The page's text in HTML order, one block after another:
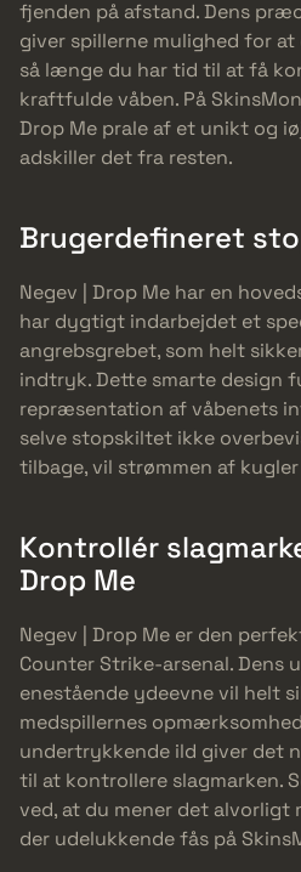
fjenden på afstand. Dens
giver spillerne mulighed for at
så længe du har tid til at få
kraftfulde våben. På
Drop Me prale af et unikt og
adskiller det fra resten.
Brugerdefineret
Negev | Drop Me har en
har dygtigt indarbejdet et
angrebsgrebet, som helt
indtryk. Dette smarte design
repræsentation af våbenets
selve stopskiltet ikke
tilbage, vil strømmen af
Kontrollér
Drop Me
Negev | Drop Me er den
Counter Strike-arsenal. Dens
enestående ydeevne vil helt
medspillernes
undertrykkende ild giver det
til at kontrollere slagmarken.
ved, at du mener det alvorligt
der udelukkende fås på